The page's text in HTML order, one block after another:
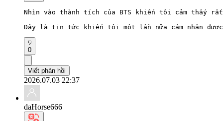
Nhìn vào thành tích của BTS khiến tôi cảm thấy
Đây là tin tức khiến tôi một lần nữa cảm nhận được
0
Viết phản hồi
2026.07.03 22:37
daHorse666